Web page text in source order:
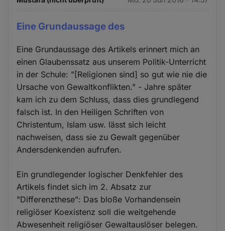
Eine Grundaussage des
Eine Grundaussage des Artikels erinnert mich an
einen Glaubenssatz aus unserem Politik-Unterricht
in der Schule: "[Religionen sind] so gut wie nie die
Ursache von Gewaltkonflikten." - Jahre später
kam ich zu dem Schluss, dass dies grundlegend
falsch ist. In den Heiligen Schriften von
Christentum, Islam usw. lässt sich leicht
nachweisen, dass sie zu Gewalt gegenüber
Andersdenkenden aufrufen.
Ein grundlegender logischer Denkfehler des
Artikels findet sich im 2. Absatz zur
"Differenzthese": Das bloße Vorhandensein
religiöser Koexistenz soll die weitgehende
Abwesenheit religiöser Gewaltauslöser belegen.